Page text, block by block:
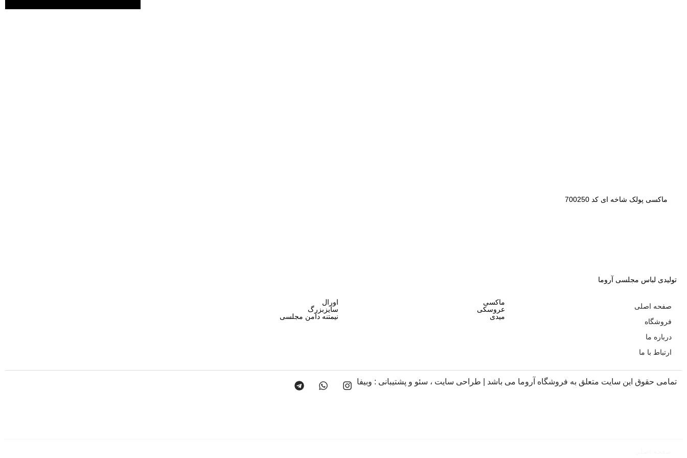
ماکسی پولک شاخه ای کد 700250
تولیدی لباس مجلسی آروما
اورال
سایزبزرگ
نیمتنه دامن مجلسی
ماکسی
عروسکی
میدی
صفحه اصلی
فروشگاه
درباره ما
ارتباط با ما
تمامی حقوق این سایت متعلق به فروشگاه آروما می باشد | طراحی سایت ، سئو و پشتیبانی : وبیفا